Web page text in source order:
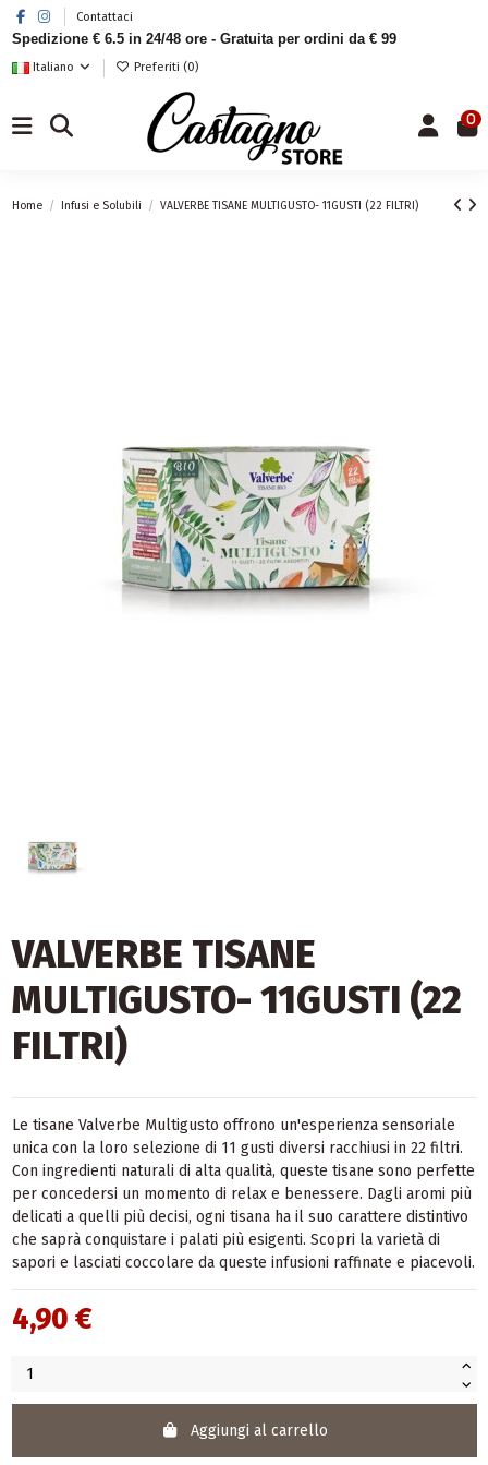
Contattaci
Spedizione € 6.5 in 24/48 ore - Gratuita per ordini da € 99
Italiano Preferiti (0)
0
Home Infusi e Solubili VALVERBE TISANE MULTIGUSTO- 11GUSTI (22 FILTRI)
VALVERBE TISANE
MULTIGUSTO- 11GUSTI (22
FILTRI)
Le tisane Valverbe Multigusto offrono un'esperienza sensoriale
unica con la loro selezione di 11 gusti diversi racchiusi in 22 filtri.
Con ingredienti naturali di alta qualità, queste tisane sono perfette
per concedersi un momento di relax e benessere. Dagli aromi più
delicati a quelli più decisi, ogni tisana ha il suo carattere distintivo
che saprà conquistare i palati più esigenti. Scopri la varietà di
sapori e lasciati coccolare da queste infusioni raffinate e piacevoli.
4,90 €
Aggiungi al carrello